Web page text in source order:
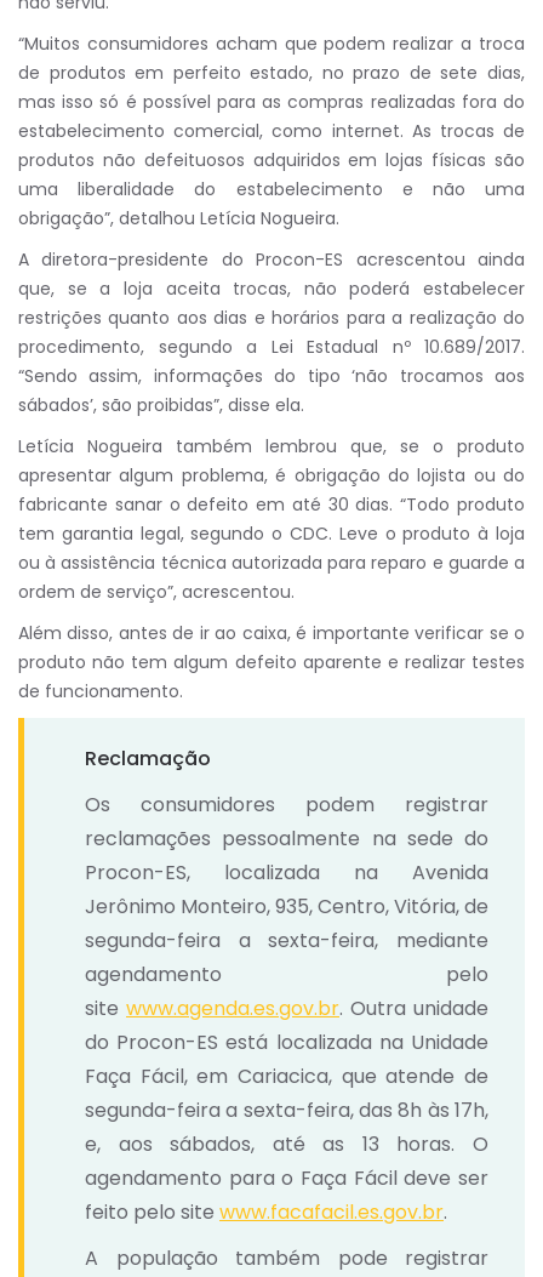
“Muitos consumidores acham que podem realizar a troca
de produtos em perfeito estado, no prazo de sete dias,
mas isso só é possível para as compras realizadas fora do
estabelecimento comercial, como internet. As trocas de
produtos não defeituosos adquiridos em lojas físicas são
uma liberalidade do estabelecimento e não uma
obrigação”, detalhou Letícia Nogueira.
A diretora-presidente do Procon-ES acrescentou ainda
que, se a loja aceita trocas, não poderá estabelecer
restrições quanto aos dias e horários para a realização do
procedimento, segundo a Lei Estadual nº 10.689/2017.
“Sendo assim, informações do tipo ‘não trocamos aos
sábados’, são proibidas”, disse ela.
Letícia Nogueira também lembrou que, se o produto
apresentar algum problema, é obrigação do lojista ou do
fabricante sanar o defeito em até 30 dias. “Todo produto
tem garantia legal, segundo o CDC. Leve o produto à loja
ou à assistência técnica autorizada para reparo e guarde a
ordem de serviço”, acrescentou.
Além disso, antes de ir ao caixa, é importante verificar se o
produto não tem algum defeito aparente e realizar testes
de funcionamento.
Reclamação
Os consumidores podem registrar
reclamações pessoalmente na sede do
Procon-ES, localizada na Avenida
Jerônimo Monteiro, 935, Centro, Vitória, de
segunda-feira a sexta-feira, mediante
agendamento pelo
site www.agenda.es.gov.br. Outra unidade
do Procon-ES está localizada na Unidade
Faça Fácil, em Cariacica, que atende de
segunda-feira a sexta-feira, das 8h às 17h,
e, aos sábados, até as 13 horas. O
agendamento para o Faça Fácil deve ser
feito pelo site www.facafacil.es.gov.br.
A população também pode registrar